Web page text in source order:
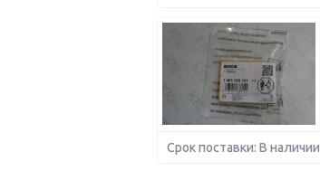
Срок поставки: В наличии